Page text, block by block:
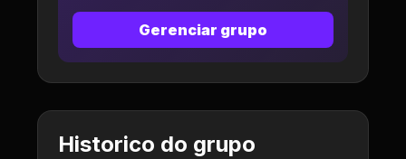
Gerenciar grupo
Historico do grupo